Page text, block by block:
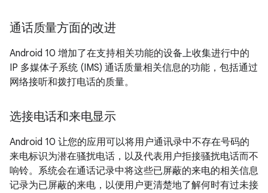
通话质量方面的改进
Android 10 增加了在支持相关功能的设备上收集进行中的
IP 多媒体子系统 (IMS) 通话质量相关信息的功能，包括通过
网络接听和拨打电话的质量。
选接电话和来电显示
Android 10 让您的应用可以将用户通讯录中不存在号码的
来电标识为潜在骚扰电话，以及代表用户拒接骚扰电话而不
响铃。系统会在通话记录中将这些已屏蔽的来电的相关信息
记录为已屏蔽的来电，以便用户更清楚地了解何时有过未接